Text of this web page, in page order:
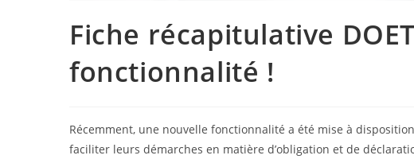
Fiche récapitulative
fonctionnalité !
Récemment, une nouvelle fonctionnalité a été mise à
faciliter leurs démarches en matière d’obligation et de